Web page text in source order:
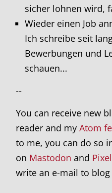
sicher lohnen wird,
Wieder einen Job
Ich schreibe seit
Bewerbungen und
schauen...
--
You can receive new
reader and my Atom
to me, you can do so
on Mastodon and
write an e-mail to